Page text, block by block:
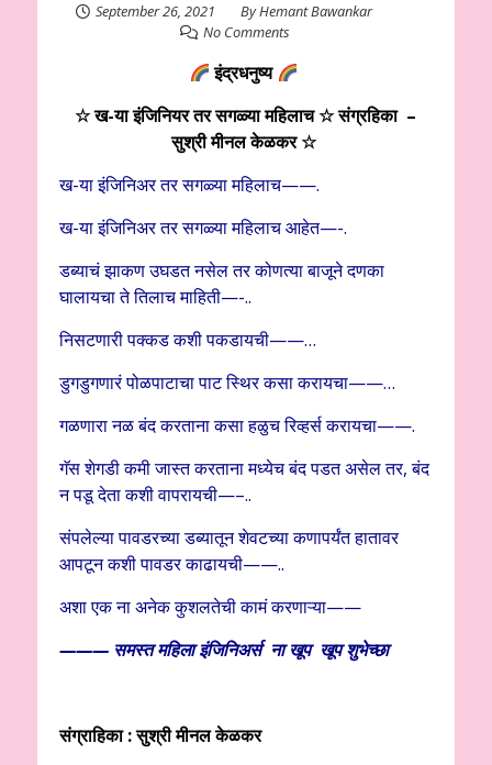
September 26, 2021 ByHemant Bawankar
No Comments
इंद्रधनुष्य
☆ ख-या इंजिनियर तर सगळ्या महिलाच ☆ संग्रहिका –
सुश्री मीनल केळकर ☆
ख-या इंजिनिअर तर सगळ्या महिलाच——.
ख-या इंजिनिअर तर सगळ्या महिलाच आहेत—-.
डब्याचं झाकण उघडत नसेल तर कोणत्या बाजूने दणका
घालायचा ते तिलाच माहिती—-..
निसटणारी पक्कड कशी पकडायची——…
डुगडुगणारं पोळपाटाचा पाट स्थिर कसा करायचा——…
गळणारा नळ बंद करताना कसा हळुच रिव्हर्स करायचा——.
गॅस शेगडी कमी जास्त करताना मध्येच बंद पडत असेल तर, बंद
न पडू देता कशी वापरायची—–..
संपलेल्या पावडरच्या डब्यातून शेवटच्या कणापर्यंत हातावर
आपटून कशी पावडर काढायची——..
अशा एक ना अनेक कुशलतेची कामं करणाऱ्या——
——— समस्त महिला इंजिनिअर्स ना खूप खूप शुभेच्छा
संग्राहिका : सुश्री मीनल केळकर